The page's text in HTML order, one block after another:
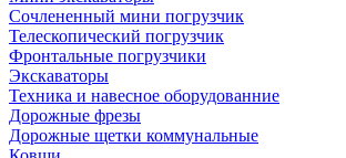
Сочлененный мини погрузчик
Телескопический погрузчик
Фронтальные погрузчики
Экскаваторы
Техника и навесное оборудованние
Дорожные фрезы
Дорожные щетки коммунальные